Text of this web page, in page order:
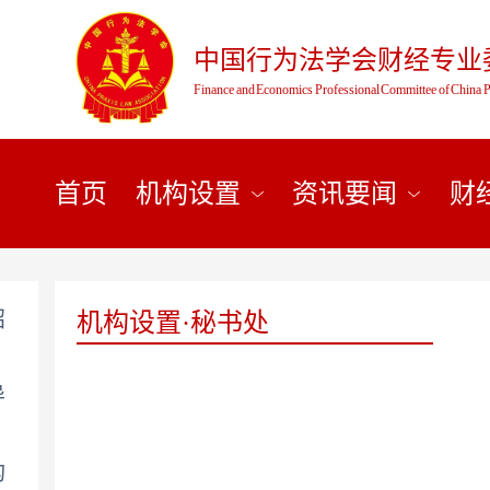
中国行为法学会财经专业
Finance and Economics Professional Committee of China
首页 机构设置 资讯要闻 财
机构设置·秘书处